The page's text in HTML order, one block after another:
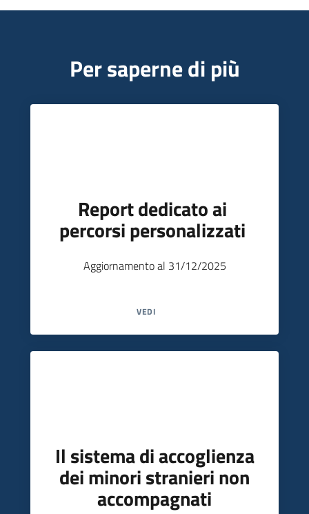
Per saperne di più
Report dedicato ai
percorsi personalizzati
Aggiornamento al 31/12/2025
VEDI
Il sistema di accoglienza
dei minori stranieri non
accompagnati